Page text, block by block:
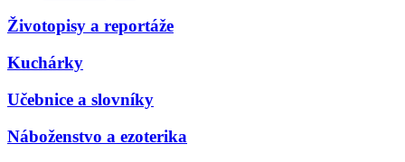
Životopisy a reportáže
Kuchárky
Učebnice a slovníky
Náboženstvo a ezoterika